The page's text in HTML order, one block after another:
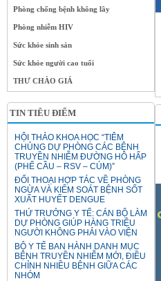
Phòng chống bệnh không lây
Phòng nhiễm HIV
Sức khỏe sinh sản
Sức khỏe người cao tuổi
THƯ CHÀO GIÁ
TIN TIÊU ĐIỂM
HỘI THẢO KHOA HỌC “TIÊM
CHỦNG DỰ PHÒNG CÁC BỆNH
TRUYỀN NHIỄM ĐƯỜNG HÔ HẤP
(PHẾ CẦU – RSV – CÚM)”
ĐỐI THOẠI HỢP TÁC VỀ PHÒNG
NGỪA VÀ KIỂM SOÁT BỆNH SỐT
XUẤT HUYẾT DENGUE
THỨ TRƯỞNG Y TẾ: CÁN BỘ LÀM
DỰ PHÒNG GIÚP HÀNG TRIỆU
NGƯỜI KHÔNG PHẢI VÀO VIỆN
BỘ Y TẾ BAN HÀNH DANH MỤC
BỆNH TRUYỀN NHIỄM MỚI, ĐIỀU
CHỈNH NHIỀU BỆNH GIỮA CÁC
NHÓM